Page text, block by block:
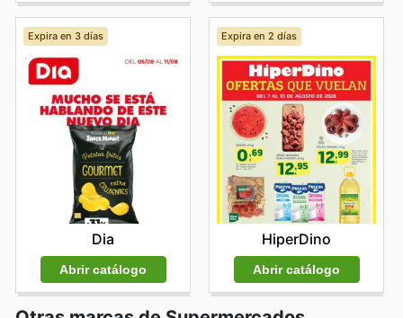
Expira en 3 días
Dia
Abrir catálogo
Expira en 2 días
HiperDino
Abrir catálogo